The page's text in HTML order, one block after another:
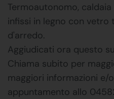
Termoautonomo,
infissi in legno con
d'arredo.
Aggiudicati ora questo
Chiama subito per
maggiori informazioni e/
appuntamento allo